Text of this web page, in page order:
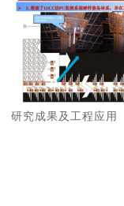
研究成果及工程应用